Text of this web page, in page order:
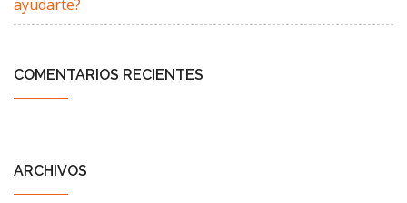
ayudarte?
COMENTARIOS RECIENTES
ARCHIVOS